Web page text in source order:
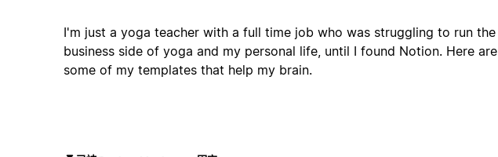
I'm just a yoga teacher with a full time job who was struggling to run the
business side of yoga and my personal life, until I found Notion. Here are
some of my templates that help my brain.